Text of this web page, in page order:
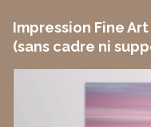
Impression Fine
(sans cadre ni